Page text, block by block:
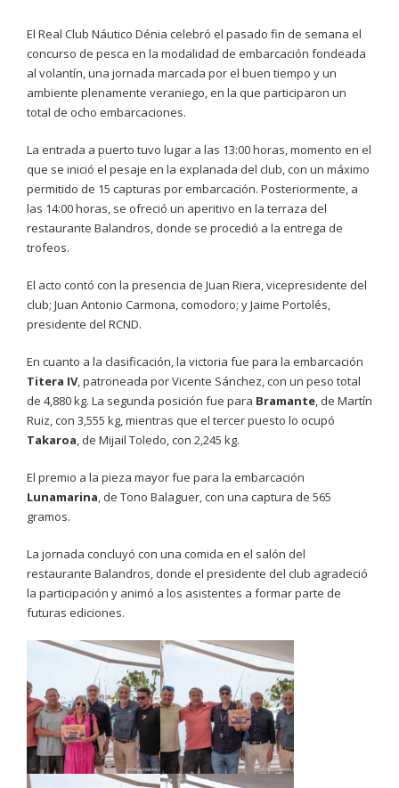
El Real Club Náutico Dénia celebró el pasado fin de semana el
concurso de pesca en la modalidad de embarcación fondeada
al volantín, una jornada marcada por el buen tiempo y un
ambiente plenamente veraniego, en la que participaron un
total de ocho embarcaciones.
La entrada a puerto tuvo lugar a las 13:00 horas, momento en el
que se inició el pesaje en la explanada del club, con un máximo
permitido de 15 capturas por embarcación. Posteriormente, a
las 14:00 horas, se ofreció un aperitivo en la terraza del
restaurante Balandros, donde se procedió a la entrega de
trofeos.
El acto contó con la presencia de Juan Riera, vicepresidente del
club; Juan Antonio Carmona, comodoro; y Jaime Portolés,
presidente del RCND.
En cuanto a la clasificación, la victoria fue para la embarcación
Titera IV, patroneada por Vicente Sánchez, con un peso total
de 4,880 kg. La segunda posición fue para Bramante, de Martín
Ruiz, con 3,555 kg, mientras que el tercer puesto lo ocupó
Takaroa, de Mijail Toledo, con 2,245 kg.
El premio a la pieza mayor fue para la embarcación
Lunamarina, de Tono Balaguer, con una captura de 565
gramos.
La jornada concluyó con una comida en el salón del
restaurante Balandros, donde el presidente del club agradeció
la participación y animó a los asistentes a formar parte de
futuras ediciones.